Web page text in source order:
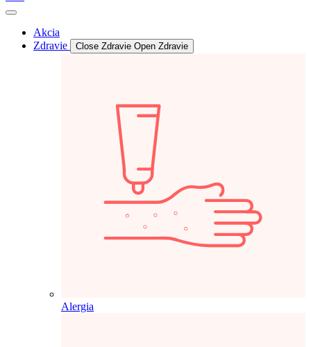
Akcia
Zdravie
Close Zdravie Open Zdravie
Alergia